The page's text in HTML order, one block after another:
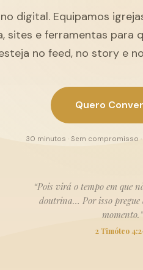
digital. Equipamos
sites e ferramentas para
no feed, no story e
Quero
30 minutos · Sem compromisso
“Pois virá o tempo em que
doutrina… Por isso
momento.”
2 Timóteo